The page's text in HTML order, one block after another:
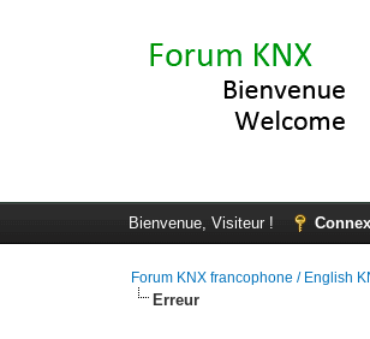
Bienvenue, Visiteur !
Forum KNX francophone / English
Erreur